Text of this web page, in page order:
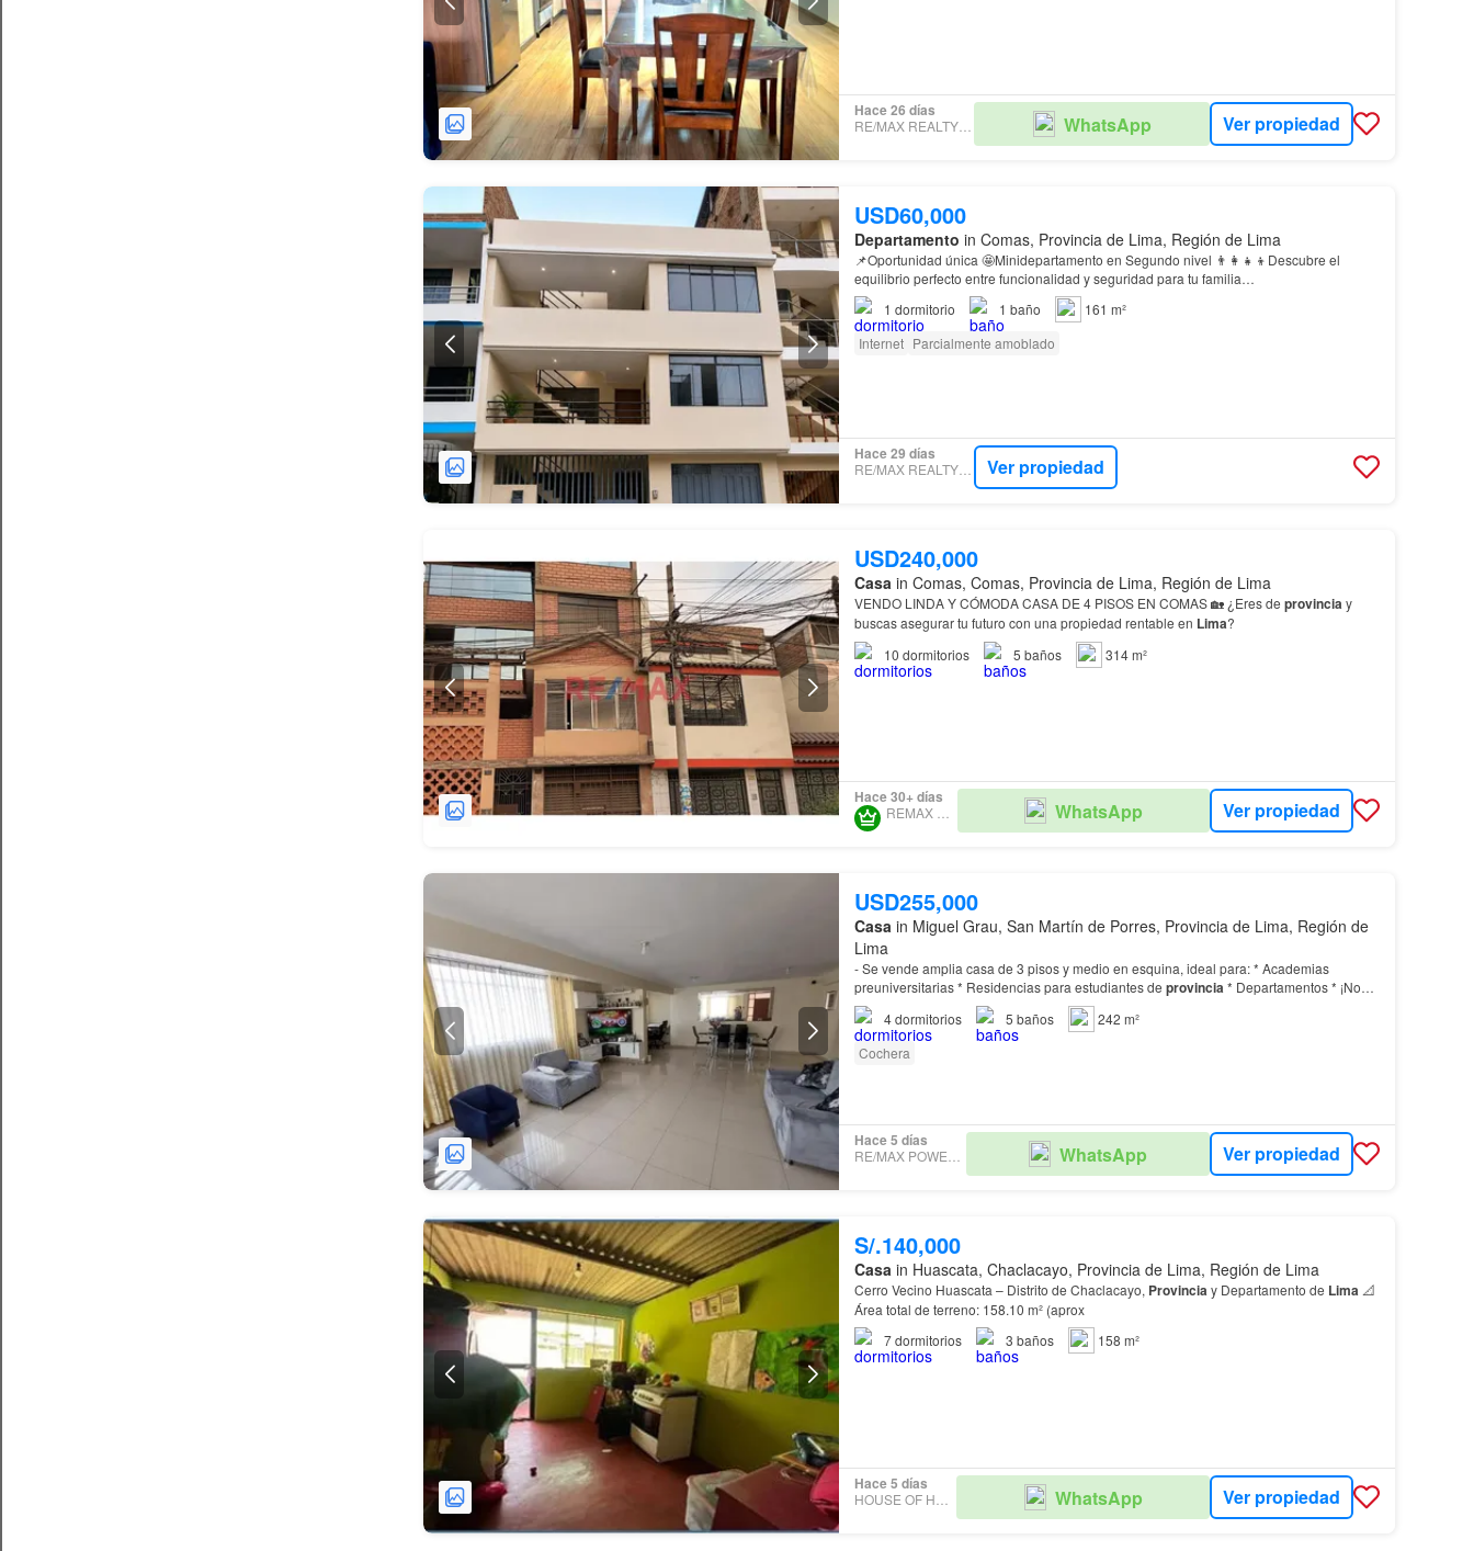
Hace 26 días
RE/MAX REALTY GROUP WhatsApp Ver propiedad
USD60,000
Departamento in Comas, Provincia de Lima, Región de Lima
📌Oportunidad única 🤩Minidepartamento en Segundo nivel 👨‍👩‍👧‍👦Descubre el
equilibrio perfecto entre funcionalidad y seguridad para tu familia…
1 dormitorio 1 baño
161 m²
Internet Parcialmente amoblado
Hace 29 días
RE/MAX REALTY GROUP Ver propiedad
USD240,000
Casa in Comas, Comas, Provincia de Lima, Región de Lima
VENDO LINDA Y CÓMODA CASA DE 4 PISOS EN COMAS 🏡 ¿Eres de provinciay
buscas asegurar tu futuro con una propiedad rentable en Lima?
10 dormitorios 5 baños 314 m²
Hace 30+ días
WhatsApp Ver propiedad
USD255,000
Casa in Miguel Grau, San Martín de Porres, Provincia de Lima, Región de
Lima
- Se vende amplia casa de 3 pisos y medio en esquina, ideal para: * Academias
preuniversitarias * Residencias para estudiantes de provincia
dejes pasar esta verdadera oportunidad inmobiliaria en
4dormitorios 5 baños
242 m²
Cochera
Hace 5 días
WhatsApp Ver propiedad
S/.140,000
Casa in Huascata, Chaclacayo, Provincia de Lima, Región de Lima
Cerro Vecino Huascata – Distrito de Chaclacayo, Provinciay Departamento de Lima
Área total de terreno: 158.10 m² (aprox
7dormitorios 3 baños 158 m²
Hace 5 días
WhatsApp Ver propiedad